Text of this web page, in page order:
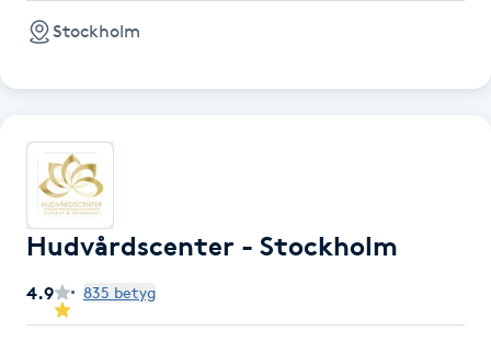
Barber
Barnklippning
BIAB
Blowout
Stockholm
Hudvårdscenter - Stockholm
4.9 835 betyg